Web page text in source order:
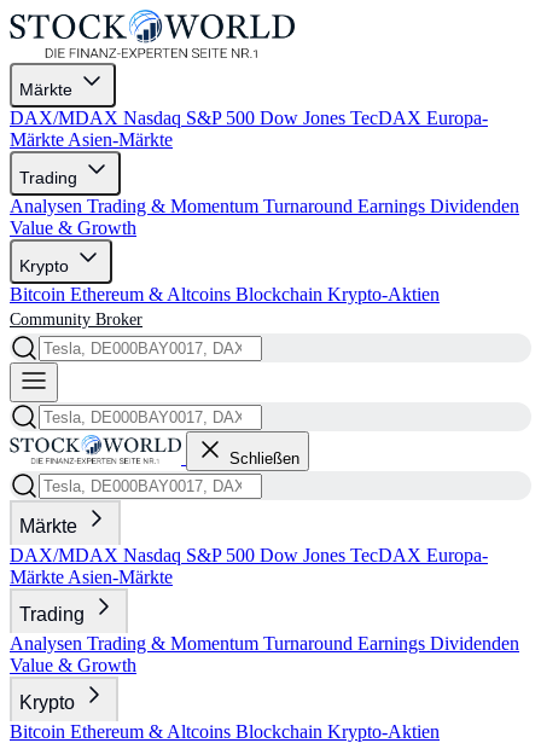
Märkte
DAX/MDAX Nasdaq S&P 500 Dow Jones TecDAX Europa-
Märkte Asien-Märkte
Trading
Analysen Trading & Momentum Turnaround Earnings Dividenden
Value & Growth
Krypto
Bitcoin Ethereum & Altcoins Blockchain Krypto-Aktien
Community Broker
Schließen
Märkte
DAX/MDAX Nasdaq S&P 500 Dow Jones TecDAX Europa-
Märkte Asien-Märkte
Trading
Analysen Trading & Momentum Turnaround Earnings Dividenden
Value & Growth
Krypto
Bitcoin Ethereum & Altcoins Blockchain Krypto-Aktien